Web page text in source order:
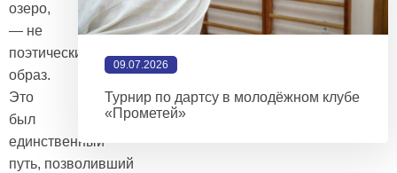
озеро,
— не
поэтический
образ.
Это
был
единственный
путь, позволивший
09.07.2026
Турнир по дартсу в молодёжном клубе
«Прометей»